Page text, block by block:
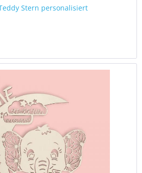
Stern personalisiert